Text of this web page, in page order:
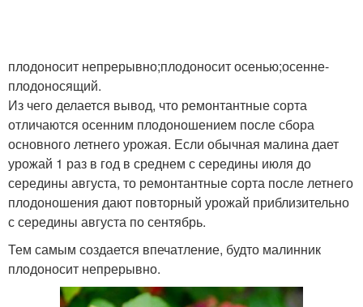
плодоносит непрерывно;плодоносит осенью;осенне-
плодоносящий.
Из чего делается вывод, что ремонтантные сорта
отличаются осенним плодоношением после сбора
основного летнего урожая. Если обычная малина дает
урожай 1 раз в год в среднем с середины июля до
середины августа, то ремонтантные сорта после летнего
плодоношения дают повторный урожай приблизительно
с середины августа по сентябрь.
Тем самым создается впечатление, будто малинник
плодоносит непрерывно.